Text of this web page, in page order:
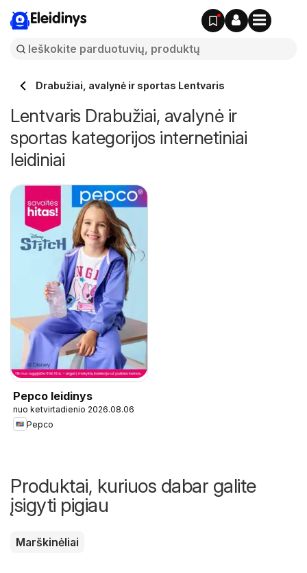
Eleidinys
Drabužiai, avalynė ir sportas Lentvaris
Lentvaris Drabužiai, avalynė ir
sportas kategorijos internetiniai
leidiniai
Pepco leidinys
nuo ketvirtadienio 2026.08.06
Pepco
Produktai, kuriuos dabar galite
įsigyti pigiau
Marškinėliai